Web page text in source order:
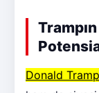
Donald Tramp